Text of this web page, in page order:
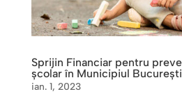
Sprijin Financiar pentru
școlar în Municipiul București
ian. 1, 2023